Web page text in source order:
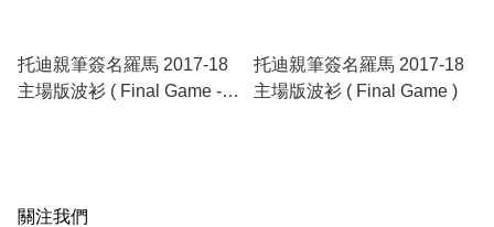
托迪親筆簽名羅馬 2017-18
主場版波衫 ( Final Game -
托迪親筆簽名羅馬 2017-18
主場版波衫 ( Final Game )
關注我們